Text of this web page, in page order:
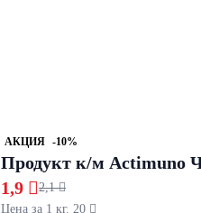
АКЦИЯ -10%
Продукт к/м Actimuno
1,9 2,1 
Цена за 1 кг. 20 